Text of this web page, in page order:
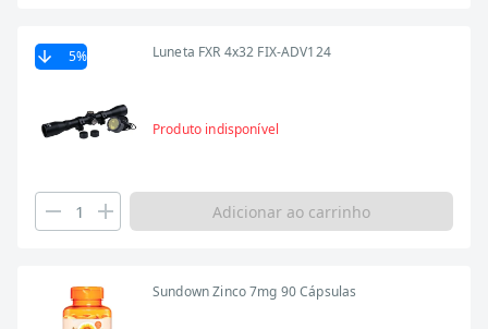
5% Luneta FXR 4x32 FIX-ADV124
Produto indisponível
Adicionar ao carrinho
Sundown Zinco 7mg 90 Cápsulas